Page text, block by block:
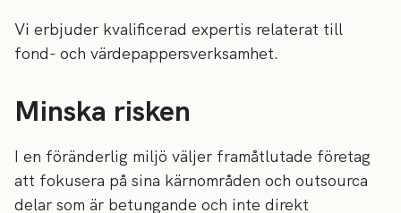
Vi erbjuder kvalificerad expertis relaterat till
fond- och värdepappersverksamhet.
Minska risken
I en föränderlig miljö väljer framåtlutade företag
att fokusera på sina kärnområden och outsourca
delar som är betungande och inte direkt